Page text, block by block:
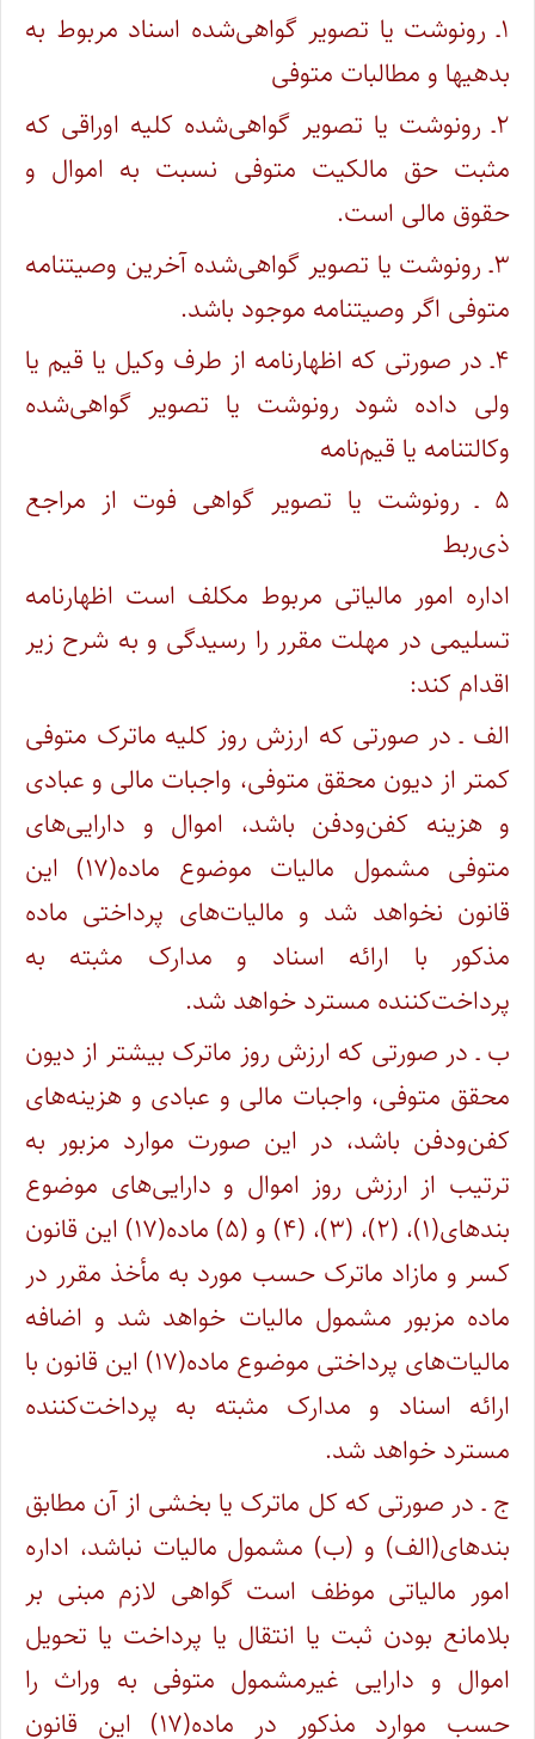
۱ـ رونوشت یا تصویر گواهی‌شده اسناد مربوط به
بدهیها و مطالبات متوفی
۲ـ رونوشت یا تصویر گواهی‌شده کلیه اوراقی که
مثبت حق مالکیت متوفی نسبت به اموال و
حقوق مالی است.
۳ـ رونوشت یا تصویر گواهی‌شده آخرین وصیتنامه
متوفی اگر وصیتنامه موجود باشد.
۴ـ در صورتی که اظهارنامه از طرف وکیل یا قیم یا
ولی داده شود رونوشت یا تصویر گواهی‌شده
وکالتنامه یا قیم‌نامه
۵ ـ رونوشت یا تصویر گواهی فوت از مراجع
ذی‌ربط
اداره امور مالیاتی مربوط مکلف است اظهارنامه
تسلیمی در مهلت مقرر را رسیدگی و به شرح زیر
اقدام کند:
الف ـ در صورتی که ارزش روز کلیه ماترک متوفی
کمتر از دیون محقق متوفی، واجبات مالی و عبادی
و هزینه کفن‌ودفن باشد، اموال و دارایی‌های
متوفی مشمول مالیات موضوع ماده(۱۷) این
قانون نخواهد شد و مالیات‌های پرداختی ماده
مذکور با ارائه اسناد و مدارک مثبته به
پرداخت‌کننده مسترد خواهد شد.
ب ـ در صورتی که ارزش روز ماترک بیشتر از دیون
محقق متوفی، واجبات مالی و عبادی و هزینه‌های
کفن‌ودفن باشد، در این صورت موارد مزبور به
ترتیب از ارزش روز اموال و دارایی‌های موضوع
بندهای(۱)، (۲)، (۳)، (۴) و (۵) ماده(۱۷) این قانون
کسر و مازاد ماترک حسب مورد به مأخذ مقرر در
ماده مزبور مشمول مالیات خواهد شد و اضافه
مالیات‌های پرداختی موضوع ماده(۱۷) این قانون با
ارائه اسناد و مدارک مثبته به پرداخت‌کننده
مسترد خواهد شد.
ج ـ در صورتی که کل ماترک یا بخشی از آن مطابق
بندهای(الف) و (ب) مشمول مالیات نباشد، اداره
امور مالیاتی موظف است گواهی لازم مبنی بر
بلامانع بودن ثبت یا انتقال یا پرداخت یا تحویل
اموال و دارایی غیرمشمول متوفی به وراث را
حسب موارد مذکور در ماده(۱۷) این قانون